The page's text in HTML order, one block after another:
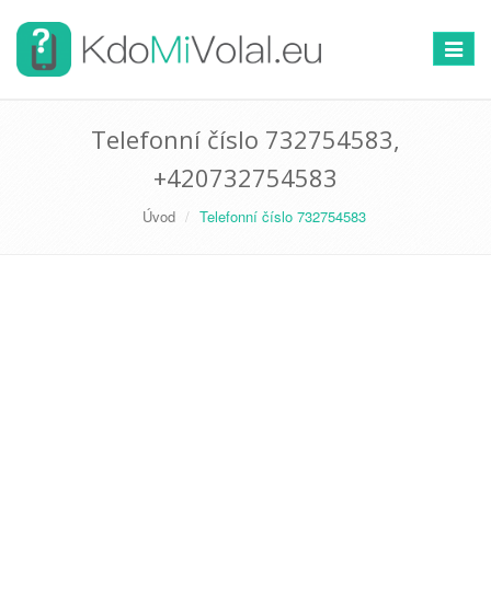
Telefonní číslo 732754583,
+420732754583
Úvod Telefonní číslo 732754583